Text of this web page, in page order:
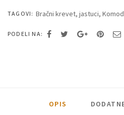
TAGOVI: Bračni krevet,jastuci,
PODELI NA:
OPIS